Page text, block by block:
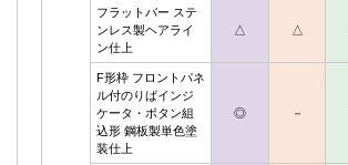
フラットバー ステ
ンレス製ヘアライ
ン仕上
△ △
F形枠 フロントパネ
ル付のりばインジ
ケータ・ボタン組
込形 鋼板製単色塗
装仕上
◎ －